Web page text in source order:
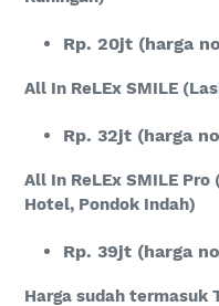
Rp. 20jt (harga
All In ReLEx SMILE
Rp. 32jt (harga
All In ReLEx SMILE
Hotel, Pondok Indah)
Rp. 39jt (harga
Harga sudah termasuk